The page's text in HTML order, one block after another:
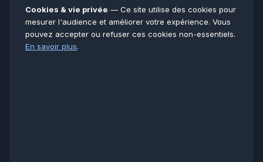
Essonne
Seine-et-Marne
Voir toutes les villes →
Cookies & vie privée — Ce site utilise des cookies pour
mesurer l'audience et améliorer votre expérience. Vous
pouvez accepter ou refuser ces cookies non-essentiels.
En savoir plus.